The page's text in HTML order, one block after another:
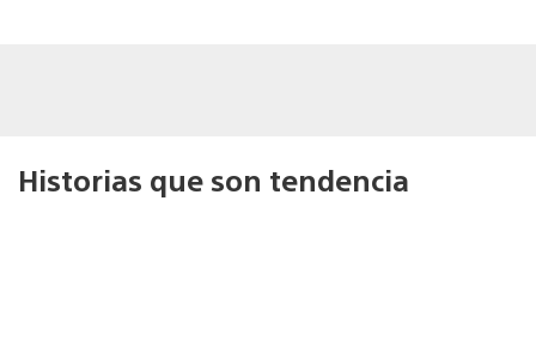
Historias que son tendencia